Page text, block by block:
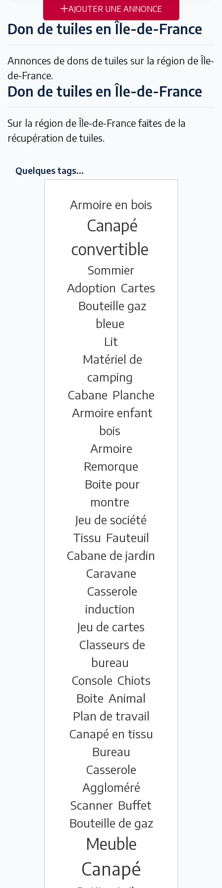
AJOUTER UNE ANNONCE
Don de tuiles en Île-de-France
Annonces de dons de tuiles sur la région de Île-
de-France.
Don de tuiles en Île-de-France
Sur la région de Île-de-France faites de la
récupération de tuiles.
Quelques tags...
Armoire en bois
Canapé
convertible
Sommier
Adoption Cartes
Bouteille gaz
bleue
Lit
Matériel de
camping
Cabane Planche
Armoire enfant
bois
Armoire
Remorque
Boite pour
montre
Jeu de société
Tissu Fauteuil
Cabane de jardin
Caravane
Casserole
induction
Jeu de cartes
Classeurs de
bureau
Console Chiots
Boite Animal
Plan de travail
Canapé en tissu
Bureau
Casserole
Aggloméré
Scanner Buffet
Bouteille de gaz
Meuble
Canapé